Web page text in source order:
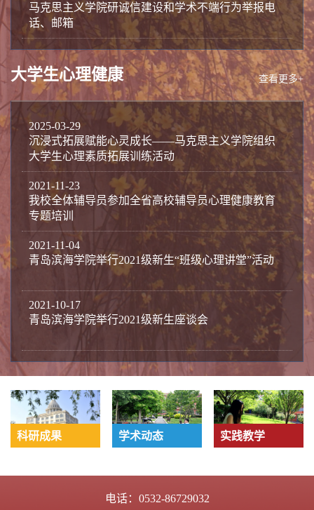
马克思主义学院研诚信建设和学术不端行为举报电
话、邮箱
大学生心理健康 查看更多+
2025-03-29
沉浸式拓展赋能心灵成长——马克思主义学院组织
大学生心理素质拓展训练活动
2021-11-23
我校全体辅导员参加全省高校辅导员心理健康教育
专题培训
2021-11-04
青岛滨海学院举行2021级新生“班级心理讲堂”活动
2021-10-17
青岛滨海学院举行2021级新生座谈会
科研成果 学术动态 实践教学
电话： 0532-86729032